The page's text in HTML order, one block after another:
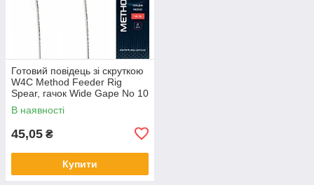
Готовий повідець зі скруткою
W4C Method Feeder Rig
Spear, гачок Wide Gape No 10
В наявності
45,05 ₴
Купити